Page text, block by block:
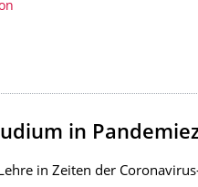
in
in Zeiten der